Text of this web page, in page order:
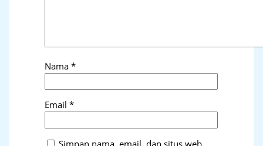
Nama*
Email*
Simpan nama, email, dan situs web